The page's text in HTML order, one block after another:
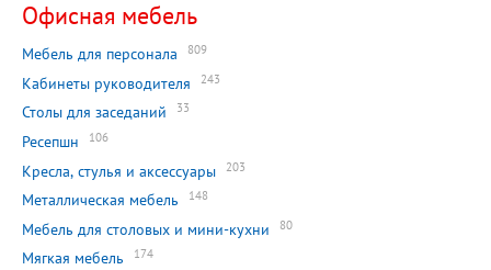
Офисная мебель
Мебель для персонала 809
Кабинеты руководителя 243
Столы для заседаний 33
Ресепшн 106
Кресла, стулья и аксессуары 203
Металлическая мебель 148
Мебель для столовых и мини-кухни 80
Мягкая мебель 174